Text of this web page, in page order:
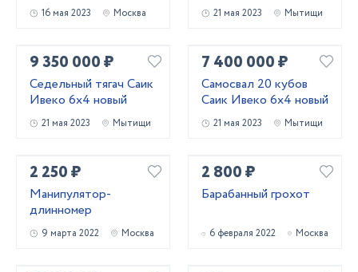
16 мая 2023 Москва 21 мая 2023 Мытищи
9 350 000 ₽
Седельный тягач Саик
Ивеко 6х4 новый
21 мая 2023 Мытищи
7 400 000 ₽
Самосвал 20 кубов
Саик Ивеко 6х4 новый
21 мая 2023 Мытищи
2 250 ₽
Манипулятор-
длинномер
9 марта 2022 Москва
2 800 ₽
Барабанный грохот
6 февраля 2022 Москва